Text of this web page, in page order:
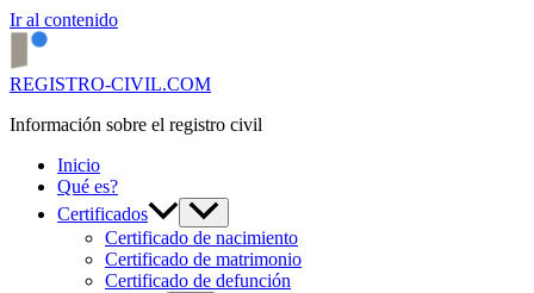
Ir al contenido
REGISTRO-CIVIL.COM
Información sobre el registro civil
Inicio
Qué es?
Certificados
Certificado de nacimiento
Certificado de matrimonio
Certificado de defunción